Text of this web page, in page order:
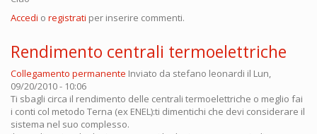
Accedi o registrati per inserire commenti.
Rendimento centrali termoelettriche
Collegamento permanente Inviato da stefano leonardi il Lun,
09/20/2010 - 10:06
Ti sbagli circa il rendimento delle centrali termoelettriche o meglio fai
i conti col metodo Terna (ex ENEL):ti dimentichi che devi considerare il
sistema nel suo complesso.